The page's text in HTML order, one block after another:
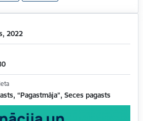
2022
“Pagastmāja”, Seces pagasts